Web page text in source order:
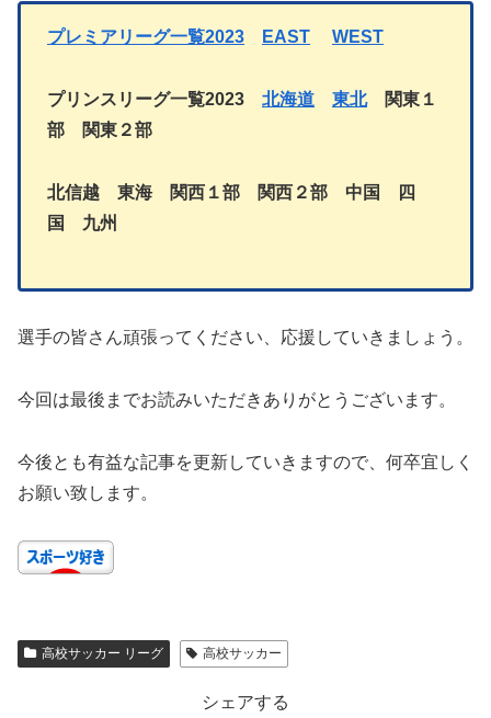
プレミアリーグ一覧2023 EAST WEST
プリンスリーグ一覧2023 北海道 東北
関東１
部
関東２部
北信越 東海 関西１部 関西２部 中国
四
国
九州
選手の皆さん頑張ってください、応援していきましょう。
今回は最後までお読みいただきありがとうございます。
今後とも有益な記事を更新していきますので、何卒宜しく
お願い致します。
高校サッカー リーグ 高校サッカー
シェアする